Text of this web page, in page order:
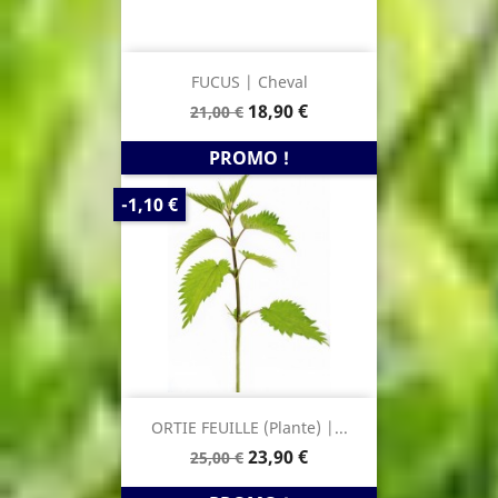
FUCUS | Cheval
Prix
base
21,00 € Prix
18,90 €
ORTIE FEUILLE (Plante) |...
Prix
25,00 € Prix
23,90 €
PROMO !
PRIX
DE
-1,10 €